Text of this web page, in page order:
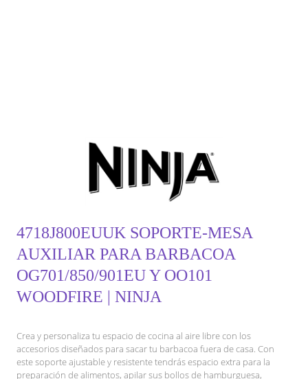
4718J800EUUK SOPORTE-MESA
AUXILIAR PARA BARBACOA
OG701/850/901EU Y OO101
WOODFIRE | NINJA
Crea y personaliza tu espacio de cocina al aire libre con los
accesorios diseñados para sacar tu barbacoa fuera de casa. Con
este soporte ajustable y resistente tendrás espacio extra para la
preparación de alimentos, apilar sus bollos de hamburguesa,